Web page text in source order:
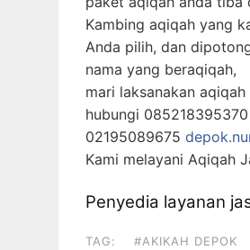
Kambing aqiqah yang
Anda pilih, dan
nama yang beraqiqah,
mari laksanakan
hubungi
02195089675
Kami melayani Aqiqah
Penyedia layanan
TAG: #AKIKAH DEPOK